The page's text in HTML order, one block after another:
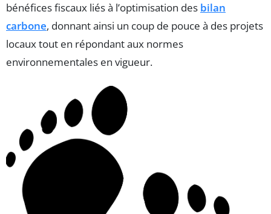
bénéfices fiscaux liés à l’optimisation des bilan
carbone, donnant ainsi un coup de pouce à des projets
locaux tout en répondant aux normes
environnementales en vigueur.